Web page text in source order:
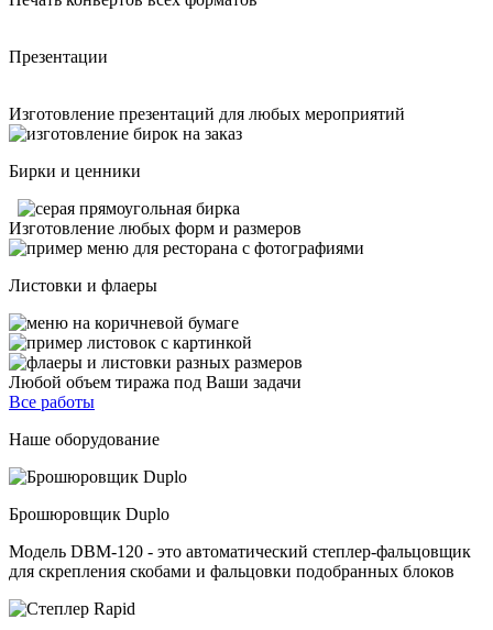
Презентации
Изготовление презентаций для любых мероприятий
Бирки и ценники
Изготовление любых форм и размеров
Листовки и флаеры
Любой объем тиража под Ваши задачи
Все работы
Наше оборудование
Брошюровщик Duplo
Модель DBM-120 - это автоматический степлер-фальцовщик
для скрепления cкобами и фальцовки подобранных блоков